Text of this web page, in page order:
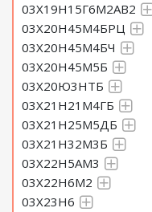
03Х19Н15Г6М2АВ2
03Х20Н45М4БРЦ
03Х20Н45М4БЧ
03Х20Н45М5Б
03Х20Ю3НТБ
03Х21Н21М4ГБ
03Х21Н25М5ДБ
03Х21Н32М3Б
03Х22Н5АМ3
03Х22Н6М2
03Х23Н6